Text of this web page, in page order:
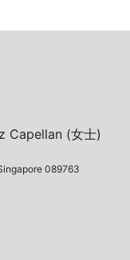
Capellan (女士)
089763